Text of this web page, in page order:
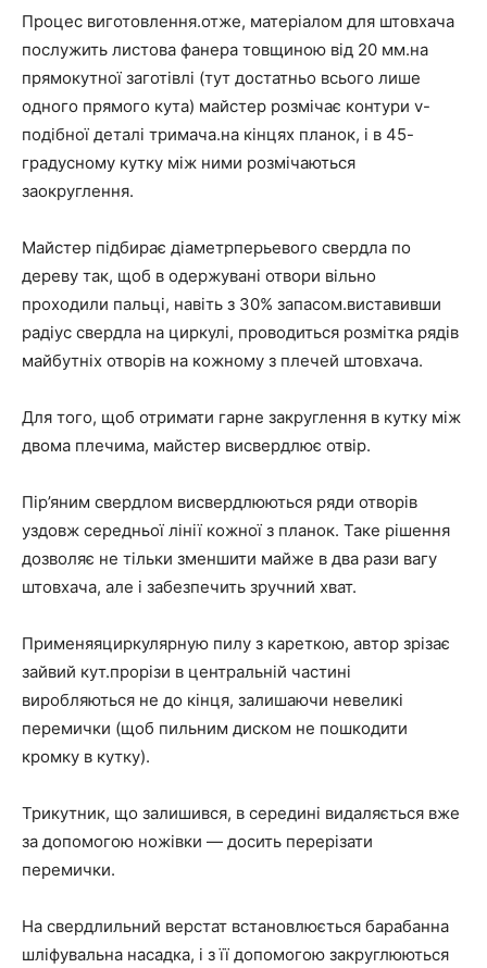
Процес виготовлення.отже, матеріалом для штовхача
послужить листова фанера товщиною від 20 мм.на
прямокутної заготівлі (тут достатньо всього лише
одного прямого кута) майстер розмічає контури v-
подібної деталі тримача.на кінцях планок, і в 45-
градусному кутку між ними розмічаються
заокруглення.
Майстер підбирає діаметрперьевого свердла по
дереву так, щоб в одержувані отвори вільно
проходили пальці, навіть з 30% запасом.виставивши
радіус свердла на циркулі, проводиться розмітка рядів
майбутніх отворів на кожному з плечей штовхача.
Для того, щоб отримати гарне закруглення в кутку між
двома плечима, майстер висвердлює отвір.
Пір’яним свердлом висвердлюються ряди отворів
уздовж середньої лінії кожної з планок. Таке рішення
дозволяє не тільки зменшити майже в два рази вагу
штовхача, але і забезпечить зручний хват.
Применяяциркулярную пилу з кареткою, автор зрізає
зайвий кут.прорізи в центральній частині
виробляються не до кінця, залишаючи невеликі
перемички (щоб пильним диском не пошкодити
кромку в кутку).
Трикутник, що залишився, в середині видаляється вже
за допомогою ножівки — досить перерізати
перемички.
На свердлильний верстат встановлюється барабанна
шліфувальна насадка, і з її допомогою закруглюються